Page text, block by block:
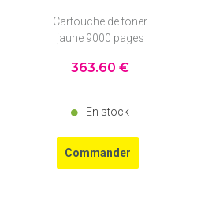
Cartouche de toner
jaune 9000 pages
363.60 €
En stock